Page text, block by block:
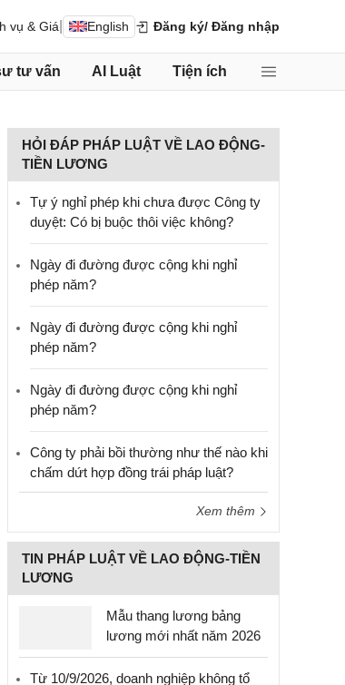
vụ & Giá English Đăng ký/ Đăng nhập
tư vấn AI Luật Tiện ích
HỎI ĐÁP PHÁP LUẬT VỀ LAO ĐỘNG-
TIỀN LƯƠNG
Tự ý nghỉ phép khi chưa được Công ty
duyệt: Có bị buộc thôi việc không?
Ngày đi đường được cộng khi nghỉ
phép năm?
Ngày đi đường được cộng khi nghỉ
phép năm?
Ngày đi đường được cộng khi nghỉ
phép năm?
Công ty phải bồi thường như thế nào khi
chấm dứt hợp đồng trái pháp luật?
Xem thêm
TIN PHÁP LUẬT VỀ LAO ĐỘNG-TIỀN
LƯƠNG
Mẫu thang lương bảng
lương mới nhất năm 2026
Từ 10/9/2026, doanh nghiệp không tổ